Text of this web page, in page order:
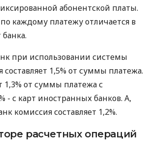
абонентской платы.
каждому платежу отличается в
при использовании системы
составляет 1,5% от суммы платежа.
1,3% от суммы платежа с
- с карт иностранных банков. А,
комиссия составляет 1,2%.
расчетных операций